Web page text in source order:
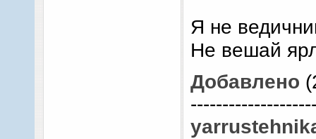
Я не
Не вешай
Добавлено